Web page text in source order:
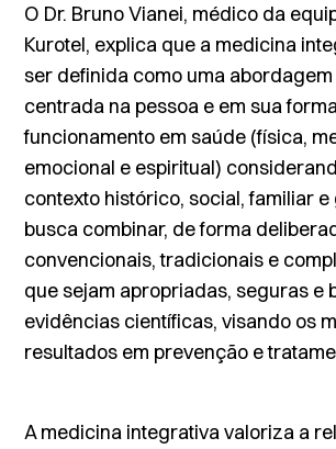
O Dr. Bruno Vianei, médico da
Kurotel, explica que a medicina
ser definida como uma
centrada na pessoa e em sua
funcionamento em saúde (física,
emocional e espiritual)
contexto histórico, social, familiar e
busca combinar, de forma
convencionais, tradicionais e
que sejam apropriadas, seguras e
evidências científicas, visando os
resultados em prevenção e
A medicina integrativa valoriza a